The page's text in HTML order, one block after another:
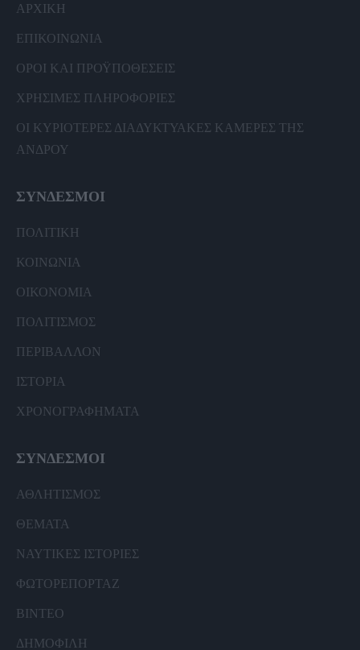
ΑΡΧΙΚΗ
ΕΠΙΚΟΙΝΩΝΙΑ
ΟΡΟΙ ΚΑΙ ΠΡΟΫΠΟΘΕΣΕΙΣ
ΧΡΗΣΙΜΕΣ ΠΛΗΡΟΦΟΡΙΕΣ
ΟΙ ΚΥΡΙΟΤΕΡΕΣ ΔΙΑΔΥΚΤΥΑΚΕΣ ΚΑΜΕΡΕΣ ΤΗΣ
ΑΝΔΡΟΥ
ΣΥΝΔΕΣΜΟΙ
ΠΟΛΙΤΙΚΗ
ΚΟΙΝΩΝΙΑ
ΟΙΚΟΝΟΜΙΑ
ΠΟΛΙΤΙΣΜΟΣ
ΠΕΡΙΒΑΛΛΟΝ
ΙΣΤΟΡΙΑ
ΧΡΟΝΟΓΡΑΦΗΜΑΤΑ
ΣΥΝΔΕΣΜΟΙ
ΑΘΛΗΤΙΣΜΟΣ
ΘΕΜΑΤΑ
ΝΑΥΤΙΚΕΣ ΙΣΤΟΡΙΕΣ
ΦΩΤΟΡΕΠΟΡΤΑΖ
ΒΙΝΤΕΟ
ΔΗΜΟΦΙΛΗ